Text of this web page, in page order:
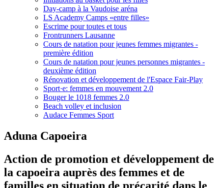
Day-camp à la Vaudoise aréna
LS Academy Camps «entre filles»
Escrime pour toutes et tous
Frontrunners Lausanne
Cours de natation pour jeunes femmes migrantes -
première édition
Cours de natation pour jeunes personnes migrantes -
deuxième édition
Rénovation et développement de l'Espace Fair-Play
Sport·e: femmes en mouvement 2.0
Bouger le 1018 femmes 2.0
Beach volley et inclusion
Audace Femmes Sport
Aduna Capoeira
Action de promotion et développement de
la capoeira auprès des femmes et de
familles en situation de précarité dans le